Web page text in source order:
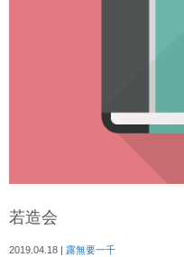
若造会
2019.04.18 露無要一千